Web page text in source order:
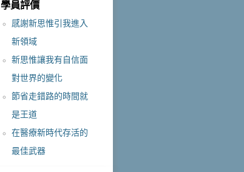
學員評價
感謝新思惟引我進入
新領域
新思惟讓我有自信面
對世界的變化
節省走錯路的時間就
是王道
在醫療新時代存活的
最佳武器